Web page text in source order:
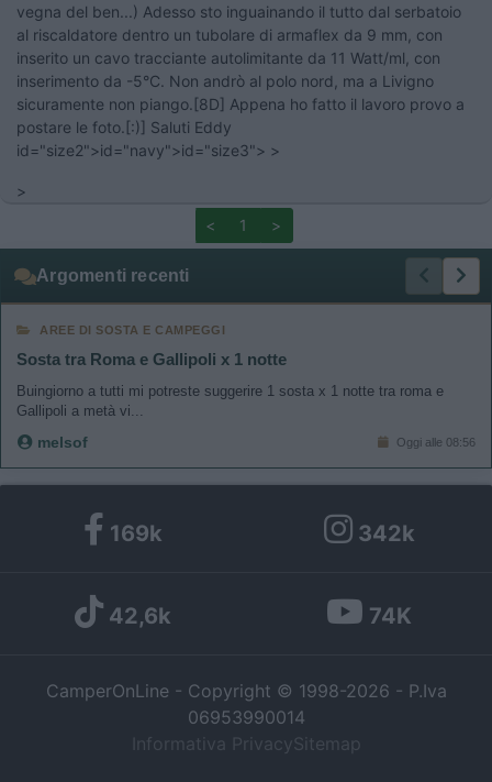
vegna del ben...) Adesso sto inguainando il tutto dal serbatoio
al riscaldatore dentro un tubolare di armaflex da 9 mm, con
inserito un cavo tracciante autolimitante da 11 Watt/ml, con
inserimento da -5°C. Non andrò al polo nord, ma a Livigno
sicuramente non piango.[8D] Appena ho fatto il lavoro provo a
postare le foto.[:)] Saluti Eddy
id="size2">id="navy">id="size3"> >
>
<
1 >
Argomenti recenti
AREE DI SOSTA E CAMPEGGI
Sosta tra Roma e Gallipoli x 1 notte
Buingiorno a tutti mi potreste suggerire 1 sosta x 1 notte tra roma e
Gallipoli a metà vi...
melsof Oggi alle 08:56
169k 342k
42,6k 74K
CamperOnLine - Copyright © 1998-2026 - P.Iva
06953990014
Informativa Privacy Sitemap